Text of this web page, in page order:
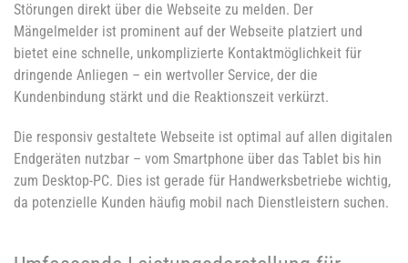
Störungen direkt über die Webseite zu melden. Der
Mängelmelder ist prominent auf der Webseite platziert und
bietet eine schnelle, unkomplizierte Kontaktmöglichkeit für
dringende Anliegen – ein wertvoller Service, der die
Kundenbindung stärkt und die Reaktionszeit verkürzt.
Die responsiv gestaltete Webseite ist optimal auf allen digitalen
Endgeräten nutzbar – vom Smartphone über das Tablet bis hin
zum Desktop-PC. Dies ist gerade für Handwerksbetriebe wichtig,
da potenzielle Kunden häufig mobil nach Dienstleistern suchen.